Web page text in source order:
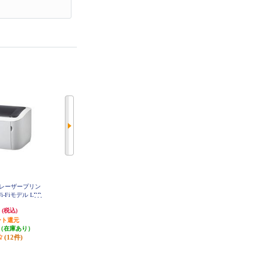
ーザープリン
Fiモデル LBP
(税込)
ト還元
在庫あり）
(12件)